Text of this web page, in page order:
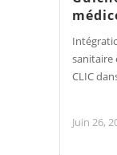
sanitaire
CLIC
Juin 26,